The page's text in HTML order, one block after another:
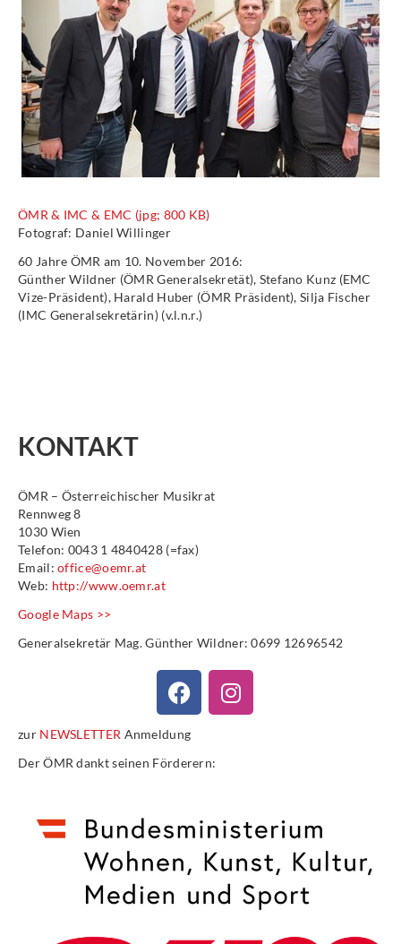
ÖMR & IMC & EMC (jpg; 800 KB)
Fotograf: Daniel Willinger
60 Jahre ÖMR am 10. November 2016:
Günther Wildner (ÖMR Generalsekretät), Stefano Kunz (EMC
Vize-Präsident), Harald Huber (ÖMR Präsident), Silja Fischer
(IMC Generalsekretärin) (v.l.n.r.)
KONTAKT
ÖMR – Österreichischer Musikrat
Rennweg 8
1030 Wien
Telefon: 0043 1 4840428 (=fax)
Email:office@oemr.at
Web: http://www.oemr.at
Google Maps >>
Generalsekretär Mag. Günther Wildner: 0699 12696542
zur NEWSLETTER Anmeldung
Der ÖMR dankt seinen Förderern: